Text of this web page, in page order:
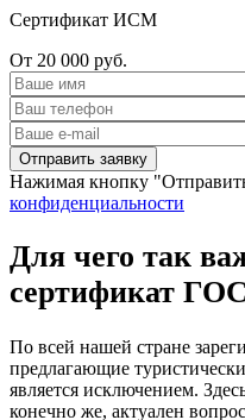
Сертификат ИСМ
От 20 000 руб.
Нажимая кнопку
конфиденциальности
Для чего так
сертификат
По всей нашей стране
предлагающие
является исключением.
конечно же, актуален